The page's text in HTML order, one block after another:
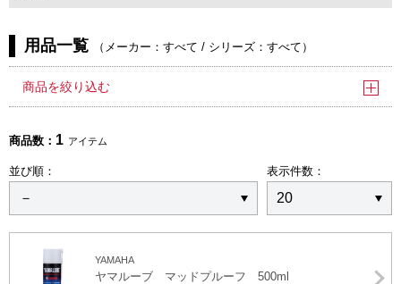
用品一覧 （ メーカー：すべて / シリーズ：すべて ）
商品を絞り込む
商品数： 1 アイテム
並び順： 表示件数：
YAMAHA
ヤマルーブ マッドプルーフ 500ml